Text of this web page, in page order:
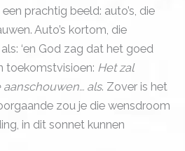
prachtig beeld: auto’s, die
Auto’s kortom, die
‘en God zag dat het goed
toekomstvisioen: Het zal
als. Zover is het
zou je die wensdroom
in dit sonnet kunnen